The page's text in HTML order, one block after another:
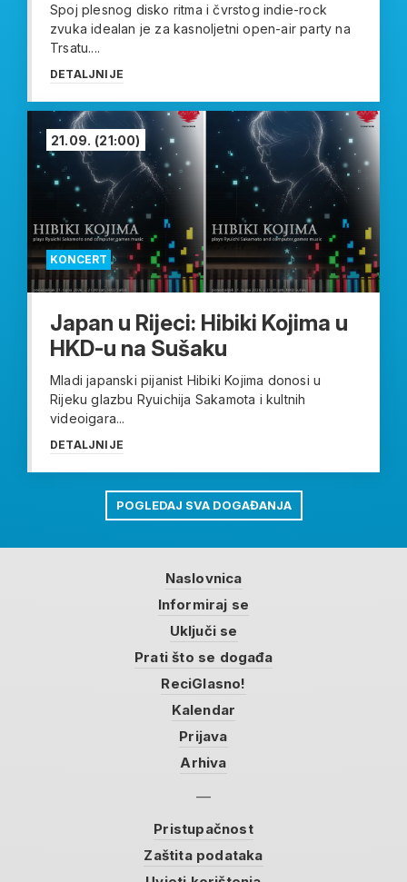
Spoj plesnog disko ritma i čvrstog indie-rock
zvuka idealan je za kasnoljetni open-air party na
Trsatu....
DETALJNIJE
KONCERT
21.09. (21:00)
Japan u Rijeci: Hibiki Kojima u
HKD-u na Sušaku
Mladi japanski pijanist Hibiki Kojima donosi u
Rijeku glazbu Ryuichija Sakamota i kultnih
videoigara...
DETALJNIJE
POGLEDAJ SVA DOGAĐANJA
Naslovnica
Informiraj se
Uključi se
Prati što se događa
ReciGlasno!
Kalendar
Prijava
Arhiva
Pristupačnost
Zaštita podataka